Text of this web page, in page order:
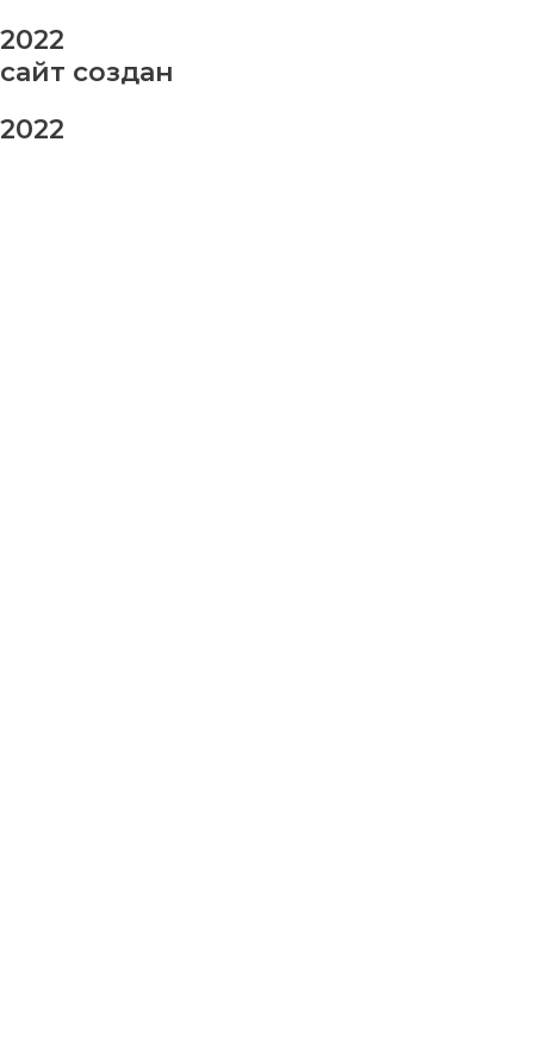
2022
сайт создан
2022